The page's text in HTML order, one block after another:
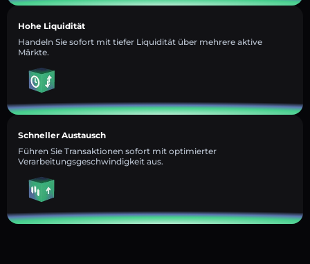
Hohe Liquidität
Handeln Sie sofort mit tiefer Liquidität über mehrere aktive
Märkte.
Schneller Austausch
Führen Sie Transaktionen sofort mit optimierter
Verarbeitungsgeschwindigkeit aus.